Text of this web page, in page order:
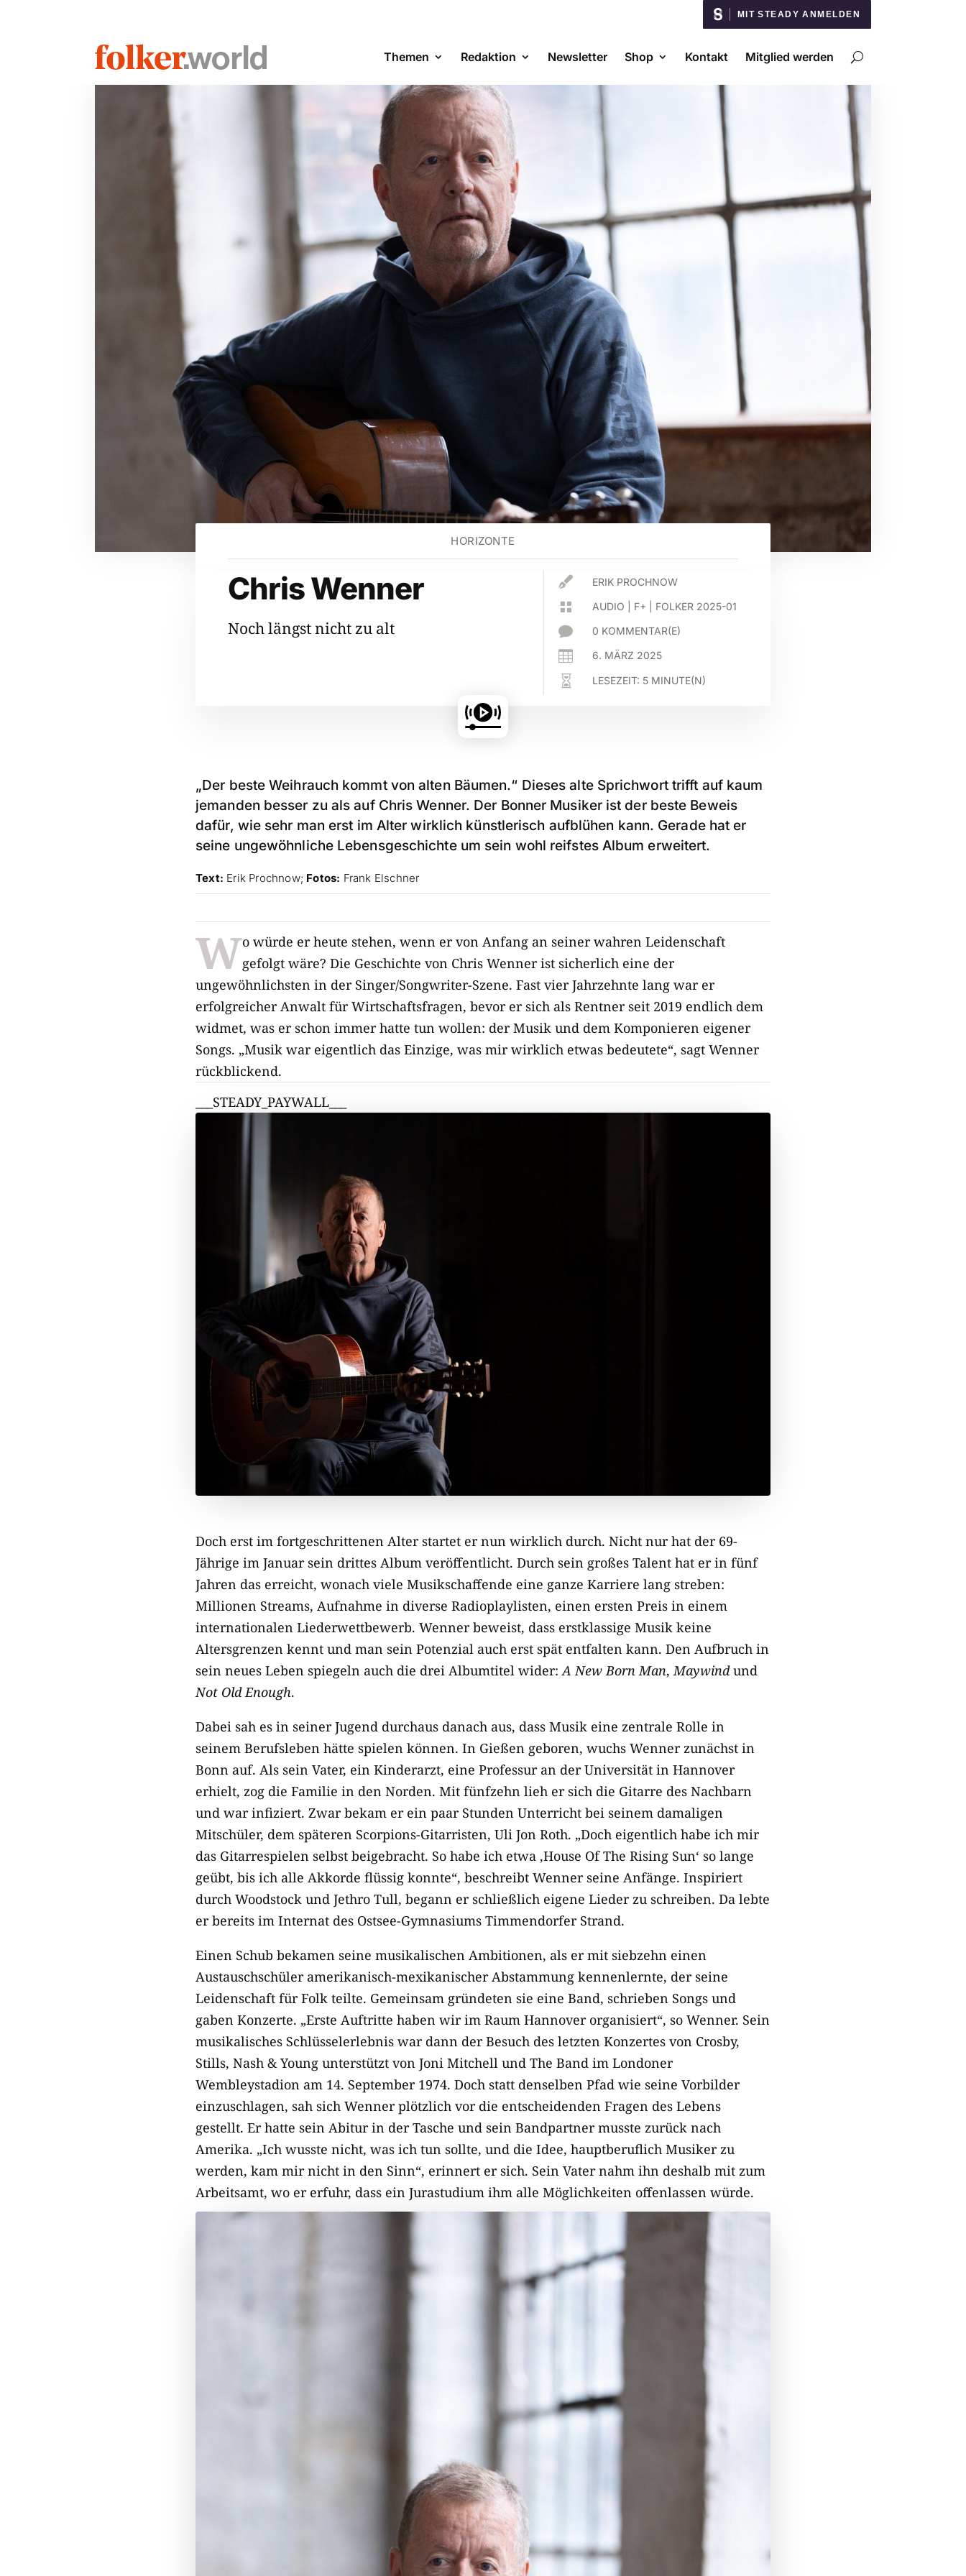
MIT STEADY ANMELDEN
Themen Redaktion Newsletter Shop Kontakt Mitglied werden
HORIZONTE
Chris Wenner
Noch längst nicht zu alt
 ERIK PROCHNOW
 AUDIO F+ FOLKER 2025-01
 0 KOMMENTAR(E)
 6. MÄRZ 2025
 LESEZEIT: 5 MINUTE(N)
„Der beste Weihrauch kommt von alten Bäumen.“ Dieses alte Sprichwort trifft auf kaum
jemanden besser zu als auf Chris Wenner. Der Bonner Musiker ist der beste Beweis
dafür, wie sehr man erst im Alter wirklich künstlerisch aufblühen kann. Gerade hat er
seine ungewöhnliche Lebensgeschichte um sein wohl reifstes Album erweitert.
Text: Erik Prochnow; Fotos: Frank Elschner
Wo würde er heute stehen, wenn er von Anfang an seiner wahren Leidenschaft
gefolgt wäre? Die Geschichte von Chris Wenner ist sicherlich eine der
ungewöhnlichsten in der Singer/Songwriter-Szene. Fast vier Jahrzehnte lang war er
erfolgreicher Anwalt für Wirtschaftsfragen, bevor er sich als Rentner seit 2019 endlich dem
widmet, was er schon immer hatte tun wollen: der Musik und dem Komponieren eigener
Songs. „Musik war eigentlich das Einzige, was mir wirklich etwas bedeutete“, sagt Wenner
rückblickend.
___STEADY_PAYWALL___
Doch erst im fortgeschrittenen Alter startet er nun wirklich durch. Nicht nur hat der 69-
Jährige im Januar sein drittes Album veröffentlicht. Durch sein großes Talent hat er in fünf
Jahren das erreicht, wonach viele Musikschaffende eine ganze Karriere lang streben:
Millionen Streams, Aufnahme in diverse Radioplaylisten, einen ersten Preis in einem
internationalen Liederwettbewerb. Wenner beweist, dass erstklassige Musik keine
Altersgrenzen kennt und man sein Potenzial auch erst spät entfalten kann. Den Aufbruch in
sein neues Leben spiegeln auch die drei Albumtitel wider:A New Born Man,Maywindund
Not Old Enough.
Dabei sah es in seiner Jugend durchaus danach aus, dass Musik eine zentrale Rolle in
seinem Berufsleben hätte spielen können. In Gießen geboren, wuchs Wenner zunächst in
Bonn auf. Als sein Vater, ein Kinderarzt, eine Professur an der Universität in Hannover
erhielt, zog die Familie in den Norden. Mit fünfzehn lieh er sich die Gitarre des Nachbarn
und war infiziert. Zwar bekam er ein paar Stunden Unterricht bei seinem damaligen
Mitschüler, dem späteren Scorpions-Gitarristen, Uli Jon Roth. „Doch eigentlich habe ich mir
das Gitarrespielen selbst beigebracht. So habe ich etwa ‚House Of The Rising Sun‘ so lange
geübt, bis ich alle Akkorde flüssig konnte“, beschreibt Wenner seine Anfänge. Inspiriert
durch Woodstock und Jethro Tull, begann er schließlich eigene Lieder zu schreiben. Da lebte
er bereits im Internat des Ostsee-Gymnasiums Timmendorfer Strand.
Einen Schub bekamen seine musikalischen Ambitionen, als er mit siebzehn einen
Austauschschüler amerikanisch-mexikanischer Abstammung kennenlernte, der seine
Leidenschaft für Folk teilte. Gemeinsam gründeten sie eine Band, schrieben Songs und
gaben Konzerte. „Erste Auftritte haben wir im Raum Hannover organisiert“, so Wenner. Sein
musikalisches Schlüsselerlebnis war dann der Besuch des letzten Konzertes von Crosby,
Stills, Nash & Young unterstützt von Joni Mitchell und The Band im Londoner
Wembleystadion am 14. September 1974. Doch statt denselben Pfad wie seine Vorbilder
einzuschlagen, sah sich Wenner plötzlich vor die entscheidenden Fragen des Lebens
gestellt. Er hatte sein Abitur in der Tasche und sein Bandpartner musste zurück nach
Amerika. „Ich wusste nicht, was ich tun sollte, und die Idee, hauptberuflich Musiker zu
werden, kam mir nicht in den Sinn“, erinnert er sich. Sein Vater nahm ihn deshalb mit zum
Arbeitsamt, wo er erfuhr, dass ein Jurastudium ihm alle Möglichkeiten offenlassen würde.